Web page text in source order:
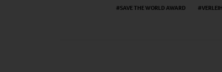
SAVE THE WORLD AWARD